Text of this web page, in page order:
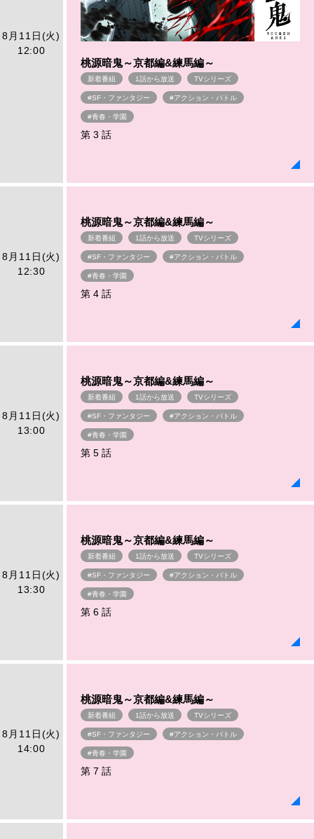
8月11日(火)
12:00
桃源暗鬼～京都編&練馬編～
新着番組 1話から放送 TVシリーズ
#SF・ファンタジー #アクション・バトル
#青春・学園
第 3 話
8月11日(火)
12:30
桃源暗鬼～京都編&練馬編～
新着番組 1話から放送 TVシリーズ
#SF・ファンタジー #アクション・バトル
#青春・学園
第 4 話
8月11日(火)
13:00
桃源暗鬼～京都編&練馬編～
新着番組 1話から放送 TVシリーズ
#SF・ファンタジー #アクション・バトル
#青春・学園
第 5 話
8月11日(火)
13:30
桃源暗鬼～京都編&練馬編～
新着番組 1話から放送 TVシリーズ
#SF・ファンタジー #アクション・バトル
#青春・学園
第 6 話
8月11日(火)
14:00
桃源暗鬼～京都編&練馬編～
新着番組 1話から放送 TVシリーズ
#SF・ファンタジー #アクション・バトル
#青春・学園
第 7 話